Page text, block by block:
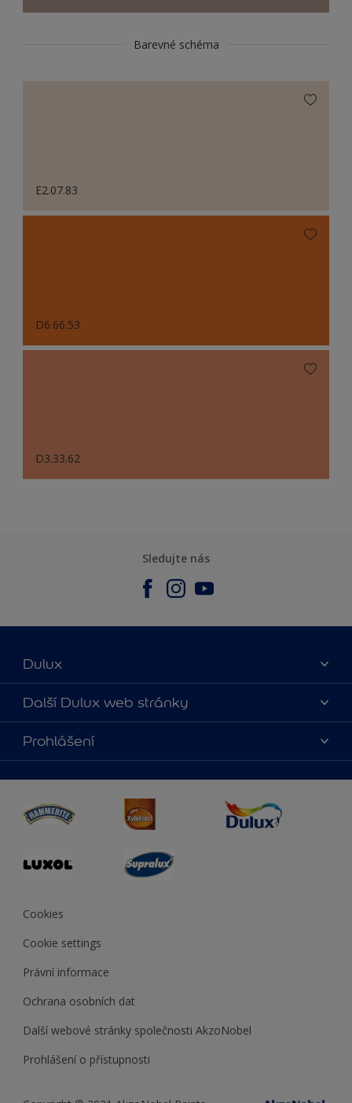
Barevné schéma
E2.07.83
D6.66.53
D3.33.62
Sledujte nás
Dulux
O nás
Kontaktujte nás
Najít obchod
Další Dulux web stránky
duluxmalir.cz
duluxmaliar.sk
duluxprodejnabarev.cz
duluxpredajnafarieb.sk
Prohlášení
Cookies
Cookie settings
Právní informace
Ochrana osobních dat
Další webové stránky společnosti AkzoNobel
Prohlášení o přístupnosti